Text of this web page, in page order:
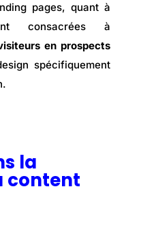
pages, quant à
consacrées à
en prospects
spécifiquement
la
content